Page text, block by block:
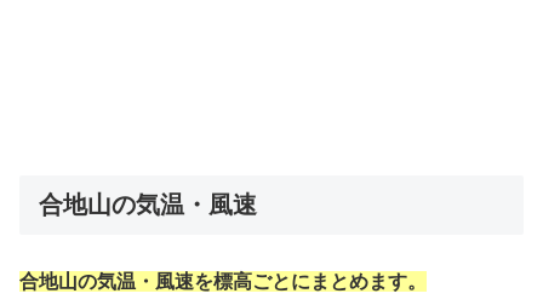
合地山の気温・風速
合地山の気温・風速を標高ごとにまとめます。